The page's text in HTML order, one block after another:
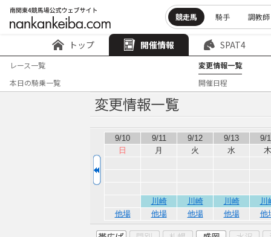
競走馬 騎手 調教師
トップ 開催情報 SPAT4
レース一覧
変更情報一覧
本日の騎乗一覧
開催日程
9/10 9/11 9/12 9/13
9/
日
月 火 水 木
川崎 川崎 川崎
川
他場
他場 他場 他場 他